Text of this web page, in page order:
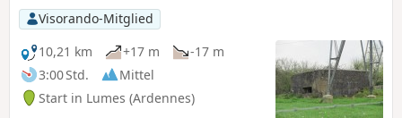
Visorando-Mitglied
10,21 km
+17 m
-17 m
3:00 Std.
Mittel
Start in Lumes (Ardennes)